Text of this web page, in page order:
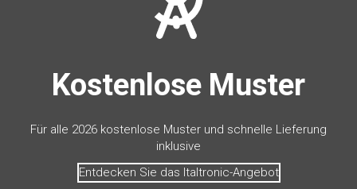
Kostenlose Muster
Für alle 2026 kostenlose Muster und schnelle Lieferung
inklusive
Entdecken Sie das Italtronic-Angebot